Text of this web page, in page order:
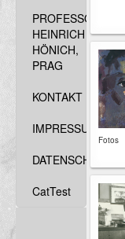
PROFESSOR
HEINRICH
HÖNICH,
PRAG
KONTAKT
IMPRESSUM
DATENSCHUTZ
CatTest
Fotos